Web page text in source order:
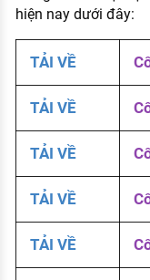
hiện nay dưới đây:
TẢI VỀ
TẢI VỀ
TẢI VỀ
TẢI VỀ
TẢI VỀ